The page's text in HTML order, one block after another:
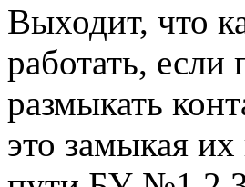
Выходит, что
работать,
размыкать
это замыкая